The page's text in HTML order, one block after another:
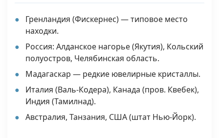
Гренландия (Фискернес) — типовое место
находки.
Россия: Алданское нагорье (Якутия), Кольский
полуостров, Челябинская область.
Мадагаскар — редкие ювелирные кристаллы.
Италия (Валь-Кодера), Канада (пров. Квебек),
Индия (Тамилнад).
Австралия, Танзания, США (штат Нью-Йорк).